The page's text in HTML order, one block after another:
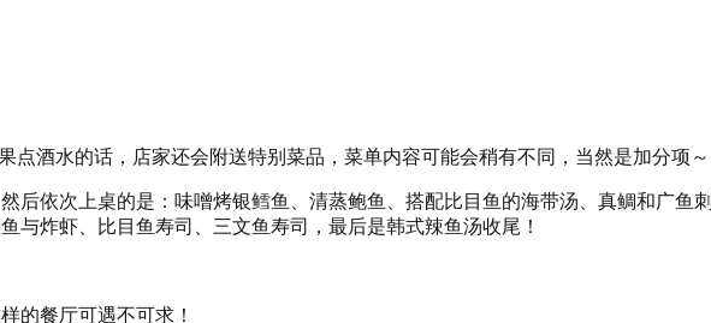
酒水的话，店家还会附送特别菜品，菜单内容可能会稍有不同，当然是加分项～
后依次上桌的是：味噌烤银鳕鱼、清蒸鲍鱼、搭配比目鱼的海带汤、真鲷和广鱼
与炸虾、比目鱼寿司、三文鱼寿司，最后是韩式辣鱼汤收尾！
的餐厅可遇不可求！